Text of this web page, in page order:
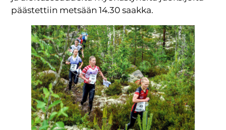
päästettiin metsään 14.30 saakka.